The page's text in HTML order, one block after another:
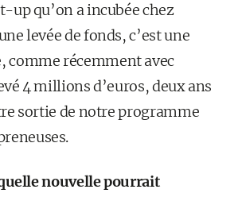
up qu’on a incubée chez
levée de fonds, c’est une
comme récemment avec
4 millions d’euros, deux ans
sortie de notre programme
nouvelle pourrait